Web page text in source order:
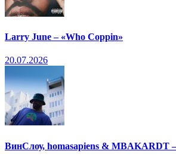
Larry June – «Who Coppin»
20.07.2026
ВинСлоу, homasapiens & MBAKARDT